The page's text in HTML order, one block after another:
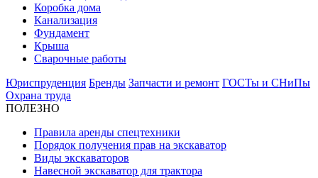
Коробка дома
Канализация
Фундамент
Крыша
Сварочные работы
Юриспруденция Бренды Запчасти и ремонт ГОСТы и СНиПы
Охрана труда
ПОЛЕЗНО
Правила аренды спецтехники
Порядок получения прав на экскаватор
Виды экскаваторов
Навесной экскаватор для трактора